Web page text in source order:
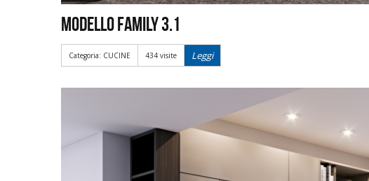
Modello Family 3.1
Categoria: CUCINE 434 visite Leggi